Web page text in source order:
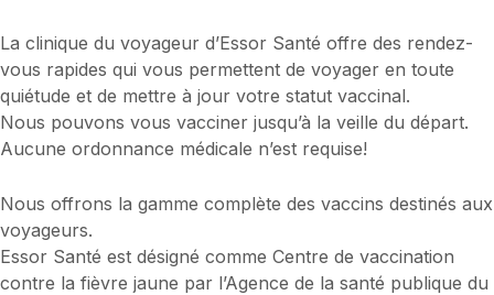
La clinique du voyageur d’Essor Santé offre des rendez-
vous rapides qui vous permettent de voyager en toute
quiétude et de mettre à jour votre statut vaccinal.
Nous pouvons vous vacciner jusqu’à la veille du départ.
Aucune ordonnance médicale n’est requise!
Nous offrons la gamme complète des vaccins destinés aux
voyageurs.
Essor Santé est désigné comme Centre de vaccination
contre la fièvre jaune par l’Agence de la santé publique du